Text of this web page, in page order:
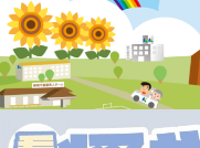
通所リ
理学療法士やそれぞ
をとおして自立支援